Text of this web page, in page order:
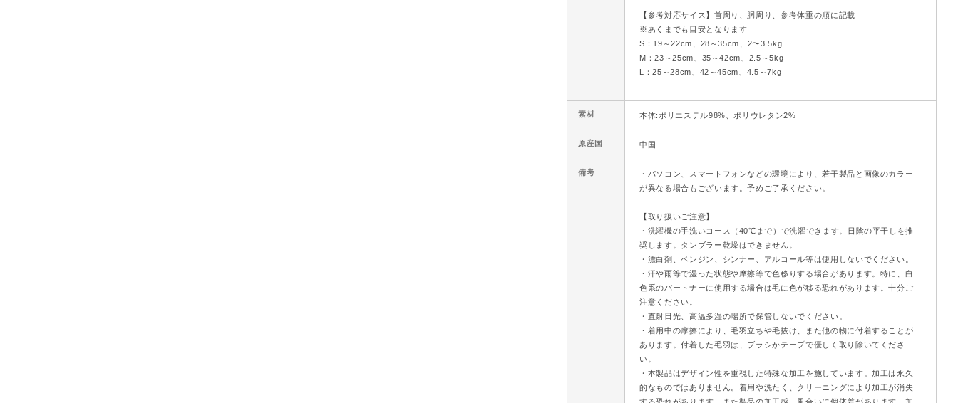
【参考対応サイス】首周り、胴周り、参考体重の順に記載
※あくまでも目安となります
S：19～22cm、28～35cm、2〜3.5kg
M：23～25cm、35～42cm、2.5～5kg
L：25～28cm、42～45cm、4.5～7kg
素材 本体:ポリエステル98%、ポリウレタン2%
原産国 中国
備考
・パソコン、スマートフォンなどの環境により、若干製品と画像のカラー
が異なる場合もございます。予めご了承ください。
【取り扱いご注意】
・洗濯機の手洗いコース（40℃まで）で洗濯できます。日陰の平干しを推
奨します。タンブラー乾燥はできません。
・漂白剤、ベンジン、シンナー、アルコール等は使用しないでください。
・汗や雨等で湿った状態や摩擦等で色移りする場合があります。特に、白
色系のパートナーに使用する場合は毛に色が移る恐れがあります。十分ご
注意ください。
・直射日光、高温多湿の場所で保管しないでください。
・着用中の摩擦により、毛羽立ちや毛抜け、また他の物に付着することが
あります。付着した毛羽は、ブラシかテープで優しく取り除いてくださ
い。
・本製品はデザイン性を重視した特殊な加工を施しています。加工は永久
的なものではありません。着用や洗たく、クリーニングにより加工が消失